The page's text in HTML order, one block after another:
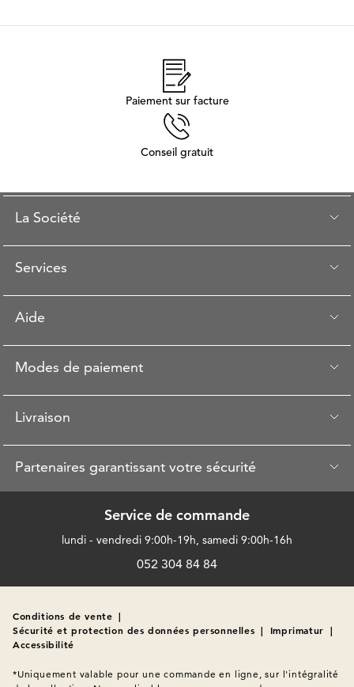
Paiement sur facture
Conseil gratuit
La Société
Services
Aide
Modes de paiement
Livraison
Partenaires garantissant votre sécurité
Service de commande
lundi - vendredi 9:00h-19h, samedi 9:00h-16h
052 304 84 84
Conditions de vente |
Sécurité et protection des données personnelles | Imprimatur |
Accessibilité
*Uniquement valable pour une commande en ligne, sur l'intégralité